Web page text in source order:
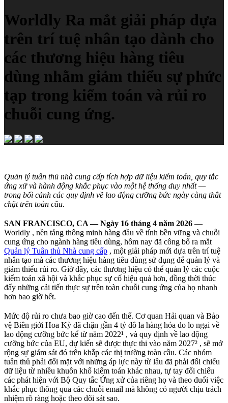
Worldly Ra mắt giải pháp dựa
trên trí tuệ nhân tạo dành cho
các thương hiệu hàng tiêu
dùng nhằm giảm thiểu sự phức
tạp trong kiểm toán và rủi ro
chuỗi cung ứng.
Quản lý tuân thủ nhà cung cấp tích hợp dữ liệu kiểm toán, quy tắc
ứng xử và hành động khắc phục vào một hệ thống duy nhất —
trong bối cảnh các quy định về lao động cưỡng bức ngày càng thắt
chặt trên toàn cầu.
SAN FRANCISCO, CA — Ngày 16 tháng 4 năm 2026 —
Worldly , nền tảng thông minh hàng đầu về tính bền vững và chuỗi
cung ứng cho ngành hàng tiêu dùng, hôm nay đã công bố ra mắt
Quản lý Tuân thủ Nhà cung cấp , một giải pháp mới dựa trên trí tuệ
nhân tạo mà các thương hiệu hàng tiêu dùng sử dụng để quản lý và
giảm thiểu rủi ro. Giờ đây, các thương hiệu có thể quản lý các cuộc
kiểm toán xã hội và khắc phục sự cố hiệu quả hơn, đồng thời thúc
đẩy những cải tiến thực sự trên toàn chuỗi cung ứng của họ nhanh
hơn bao giờ hết.
Mức độ rủi ro chưa bao giờ cao đến thế. Cơ quan Hải quan và Bảo
vệ Biên giới Hoa Kỳ đã chặn gần 4 tỷ đô la hàng hóa do lo ngại về
lao động cưỡng bức kể từ năm 2022¹ , và quy định về lao động
cưỡng bức của EU, dự kiến ​​sẽ được thực thi vào năm 2027² , sẽ mở
rộng sự giám sát đó trên khắp các thị trường toàn cầu. Các nhóm
tuân thủ phải đối mặt với những áp lực này từ lâu đã phải đối chiếu
dữ liệu từ nhiều khuôn khổ kiểm toán khác nhau, tự tay đối chiếu
các phát hiện với Bộ Quy tắc Ứng xử của riêng họ và theo đuổi việc
khắc phục thông qua các chuỗi email mà không có người chịu trách
nhiệm rõ ràng hoặc theo dõi sát sao.